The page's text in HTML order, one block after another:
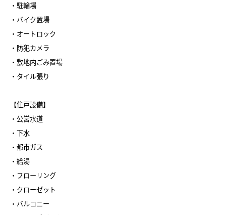
・駐輪場
・バイク置場
・オートロック
・防犯カメラ
・敷地内ごみ置場
・タイル張り
【住戸設備】
・公営水道
・下水
・都市ガス
・給湯
・フローリング
・クローゼット
・バルコニー